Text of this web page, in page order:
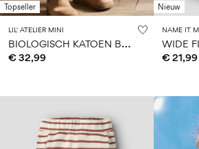
Topseller
LIL' ATELIER MINI
B
IOLOGISCH KATOEN BROEK
€ 32,99
Nieuw
NAME IT
WIDE
€ 21,99